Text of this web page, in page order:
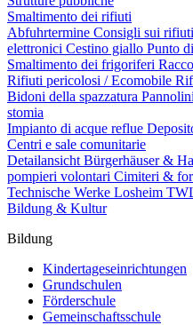
Smaltimento dei rifiuti
Abfuhrtermine Consigli sui rifiuti
elettronici Cestino giallo Punto
Smaltimento dei frigoriferi
Rifiuti pericolosi / Ecomobile
Bidoni della spazzatura
stomia
Impianto di acque reflue
Centri e sale comunitarie
Detailansicht Bürgerhäuser &
pompieri volontari Cimiteri &
Technische Werke Losheim
Bildung & Kultur
Bildung
Kindertageseinrichtungen
Grundschulen
Förderschule
Gemeinschaftsschule